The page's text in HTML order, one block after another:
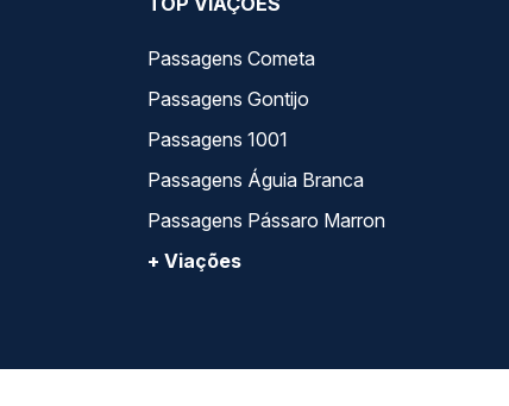
Passagens Cometa
Passagens Gontijo
Passagens 1001
Passagens Águia Branca
Passagens Pássaro Marron
+ Viações